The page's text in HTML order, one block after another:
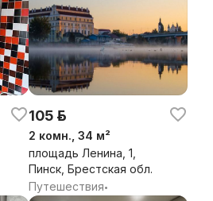
105 р.
2 комн., 34 м²
площадь Ленина, 1,
Пинск, Брестская обл.
Путешествия•